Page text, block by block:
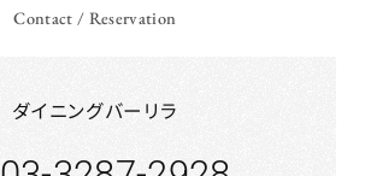
Contact / Reservation
ダイニングバーリラ